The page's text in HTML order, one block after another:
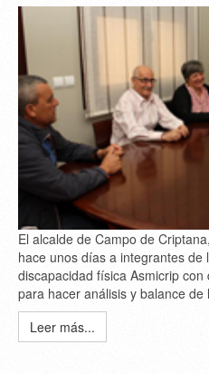
El alcalde de Campo de
hace unos días a integrantes
discapacidad física Asmicrip
para hacer análisis y balance de
Leer más...